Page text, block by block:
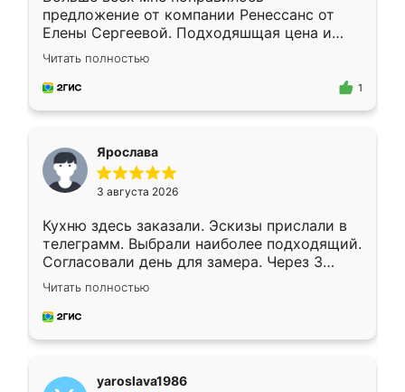
предложение от компании Ренессанс от
Елены Сергеевой. Подходяшщая цена и
короткие сроки изготовления. Приехавший
для замера сотрудник Владислав
предложил по моему эскизу самый
Читать полностью
1
Ярослава
3 августа 2026
Кухню здесь заказали. Эскизы прислали в
телеграмм. Выбрали наиболее подходящий.
Согласовали день для замера. Через 3
недели кухня была уже готова. Остались
довольны работой. Спасибо Ренессанс
мебель за качественную работу!
Читать полностью
yaroslava1986